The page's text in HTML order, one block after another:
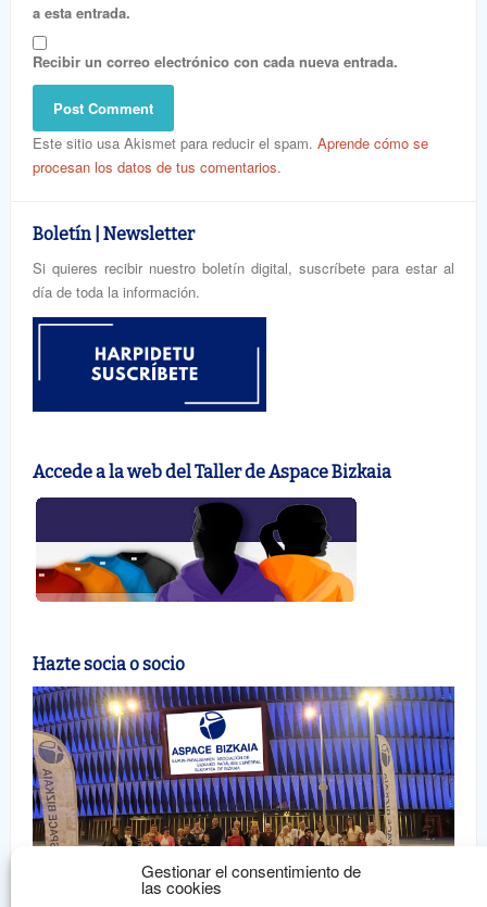
Gestionar el consentimiento de
las cookies
a esta entrada.
Recibir un correo electrónico con cada nueva entrada.
Este sitio usa Akismet para reducir el spam. Aprende cómo se
procesan los datos de tus comentarios.
Boletín | Newsletter
Si quieres recibir nuestro boletín digital, suscríbete para estar al
día de toda la información.
Accede a la web del Taller de Aspace Bizkaia
Hazte socia o socio